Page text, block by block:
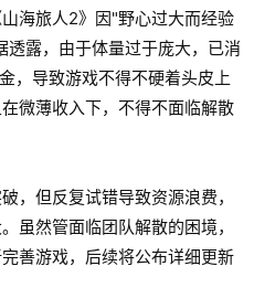
海旅人2》因"野心过大而经验
露，由于体量过于庞大，已消
，导致游戏不得不硬着头皮上
微薄收入下，不得不面临解散
，但反复试错导致资源浪费，
虽然管面临团队解散的困境，
善游戏，后续将公布详细更新